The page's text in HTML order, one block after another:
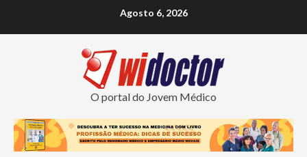
Agosto 6, 2026
O portal do Jovem Médico